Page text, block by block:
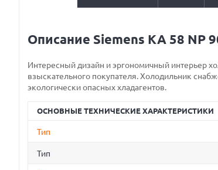
Описание Siemens KA 58 NP
Интересный дизайн и эргономичный интерьер
взыскательного покупателя. Холодильник
экологически опасных хладагентов.
ОСНОВНЫЕ ТЕХНИЧЕСКИЕ ХАРАКТЕРИСТИКИ
Тип
Тип